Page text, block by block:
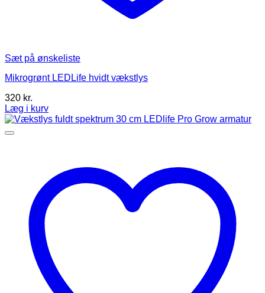
Sæt på ønskeliste
Mikrogrønt LEDLife hvidt vækstlys
320 kr.
Læg i kurv